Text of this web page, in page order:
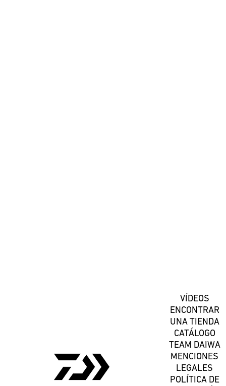
VÍDEOS
ENCONTRAR
UNA TIENDA
CATÁLOGO
TEAM DAIWA
MENCIONES
LEGALES
POLÍTICA DE